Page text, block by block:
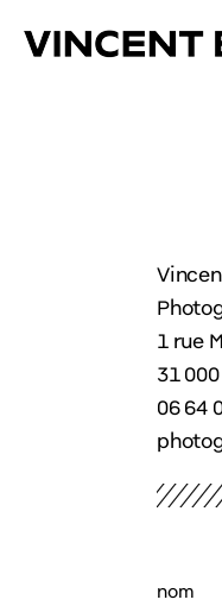
1 rue
31 000
06 64
nom